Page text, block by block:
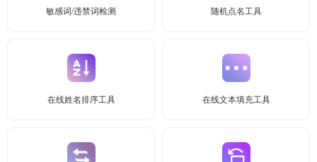
敏感词/违禁词检测 随机点名工具
在线姓名排序工具 在线文本填充工具